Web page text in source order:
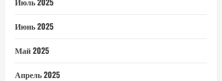
Июнь 2025
Май 2025
Апрель 2025